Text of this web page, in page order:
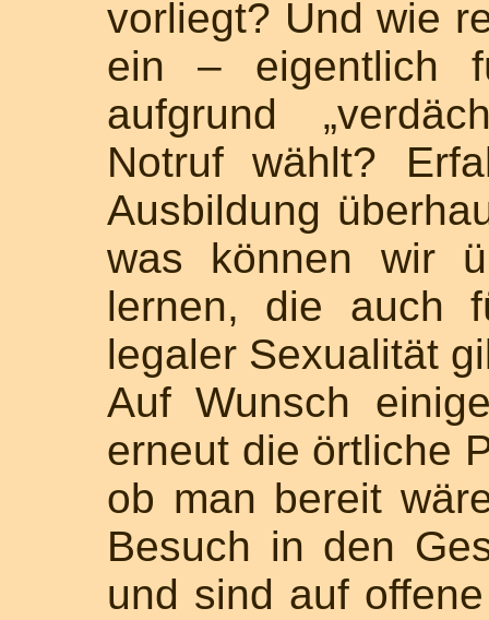
vorliegt? Und wie
ein – eigentlich
aufgrund
Notruf wählt?
Ausbildung
was können wir
lernen, die auch
legaler Sexualität
Auf Wunsch
erneut die örtliche
ob man bereit
Besuch in den
und sind auf